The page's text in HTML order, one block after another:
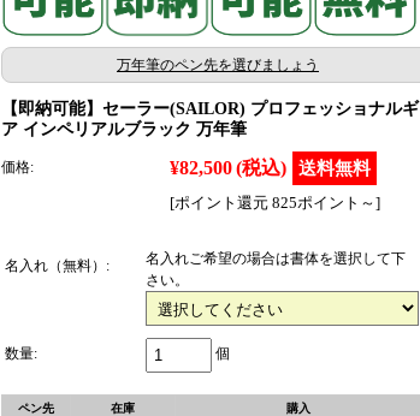
万年筆のペン先を選びましょう
【即納可能】セーラー(SAILOR) プロフェッショナルギ
ア インペリアルブラック 万年筆
価格: ¥82,500(税込)
[ポイント還元 825ポイント～]
名入れ（無料）:
名入れご希望の場合は書体を選択して下
さい。
数量: 個
ペン先 在庫 購入